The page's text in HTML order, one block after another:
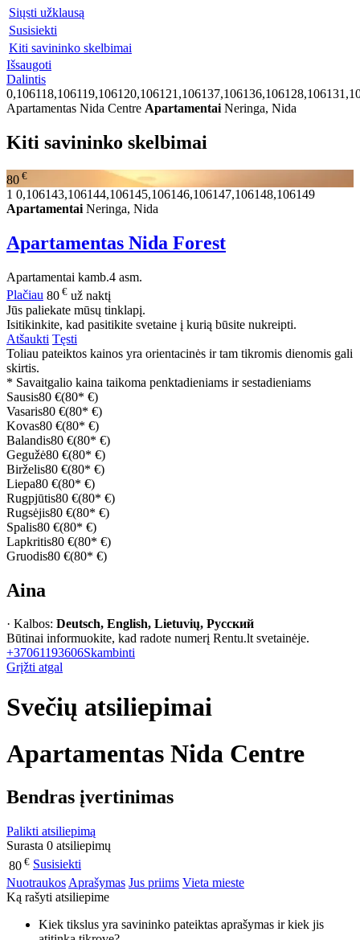
Siųsti užklausą
Susisiekti
Kiti savininko skelbimai
Išsaugoti
Dalintis
Apartamentas Nida Centre Apartamentai Neringa, Nida
Kiti savininko skelbimai
80 €
1 0,106143,106144,106145,106146,106147,106148,106149
ApartamentaiNeringa, Nida
Apartamentas Nida Forest
Apartamentai kamb.4 asm.
Plačiau 80 € už naktį
Jūs paliekate mūsų tinklapį.
Isitikinkite, kad pasitikite svetaine į kurią būsite nukreipti.
Atšaukti Tęsti
Toliau pateiktos kainos yra orientacinės ir tam tikromis dienomis gali
skirtis.
* Savaitgalio kaina taikoma penktadieniams ir sestadieniams
Sausis80 €(80* €)
Vasaris80 €(80* €)
Kovas80 €(80* €)
Balandis80 €(80* €)
Gegužė80 €(80* €)
Birželis80 €(80* €)
Liepa80 €(80* €)
Rugpjūtis80 €(80* €)
Rugsėjis80 €(80* €)
Spalis80 €(80* €)
Lapkritis80 €(80* €)
Gruodis80 €(80* €)
Aina
· Kalbos: Deutsch, English, Lietuvių, Русский
Būtinai informuokite, kad radote numerį Rentu.lt svetainėje.
+37061193606Skambinti
Grįžti atgal
Svečių atsiliepimai
Apartamentas Nida Centre
Bendras įvertinimas
Palikti atsiliepimą
Surasta 0 atsiliepimų
80 € Susisiekti
Nuotraukos Aprašymas Jus priims Vieta mieste
Ką rašyti atsiliepime
Kiek tikslus yra savininko pateiktas aprašymas ir kiek jis